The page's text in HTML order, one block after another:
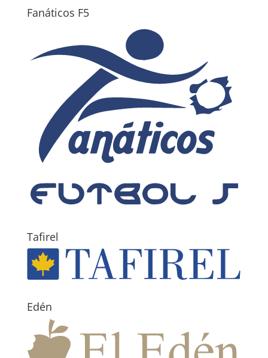
Fanáticos F5
Tafirel
Edén